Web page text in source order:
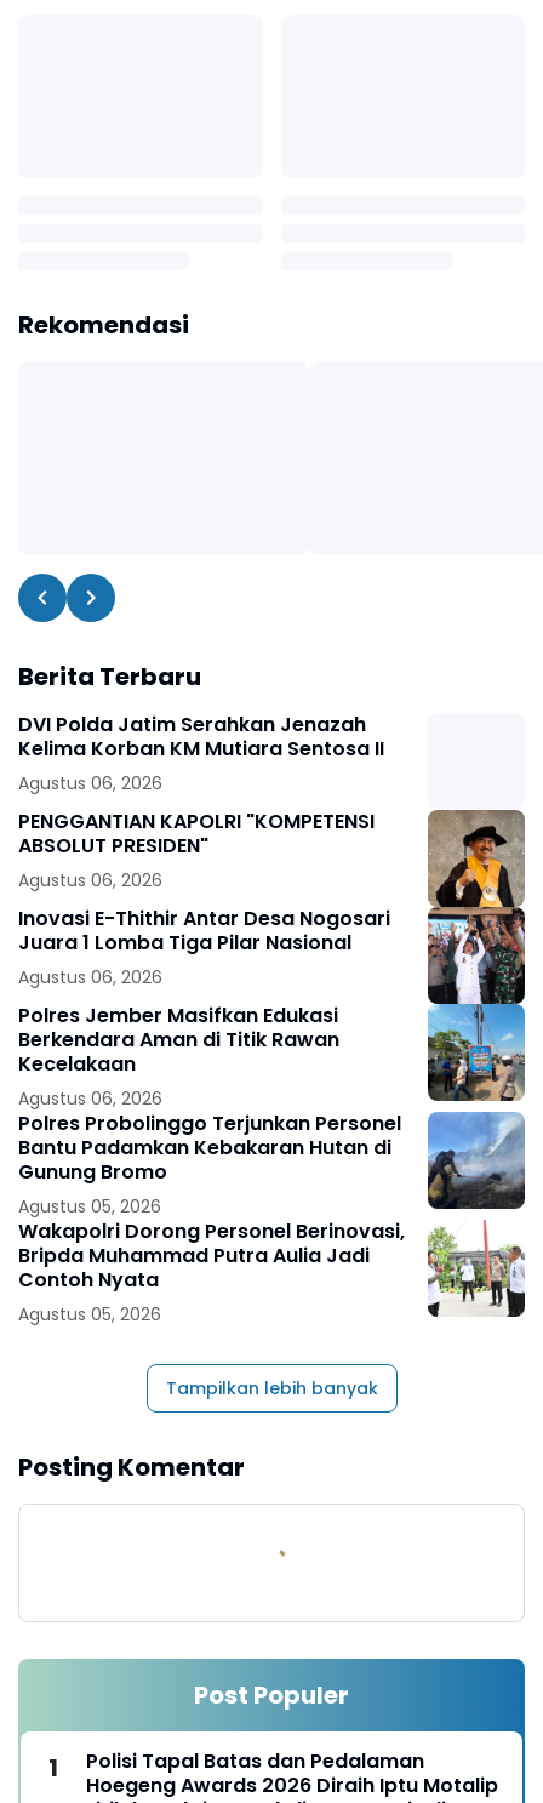
Rekomendasi
Berita Terbaru
DVI Polda Jatim Serahkan Jenazah
Kelima Korban KM Mutiara Sentosa II
Agustus 06, 2026
PENGGANTIAN KAPOLRI "KOMPETENSI
ABSOLUT PRESIDEN"
Agustus 06, 2026
Inovasi E-Thithir Antar Desa Nogosari
Juara 1 Lomba Tiga Pilar Nasional
Agustus 06, 2026
Polres Jember Masifkan Edukasi
Berkendara Aman di Titik Rawan
Kecelakaan
Agustus 06, 2026
Polres Probolinggo Terjunkan Personel
Bantu Padamkan Kebakaran Hutan di
Gunung Bromo
Agustus 05, 2026
Wakapolri Dorong Personel Berinovasi,
Bripda Muhammad Putra Aulia Jadi
Contoh Nyata
Agustus 05, 2026
Tampilkan lebih banyak
Posting Komentar
Post Populer
Polisi Tapal Batas dan Pedalaman
Hoegeng Awards 2026 Diraih Iptu Motalip